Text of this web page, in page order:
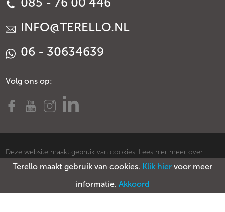
Terello maakt gebruik van cookies. Klik hier voor meer
informatie. Akkoord
INFO@TERELLO.NL
06 - 30634639
Volg ons op:
Deze website maakt gebruik van cookies. Lees hier meer over
cookies.
Voorwaarden Privacy policy